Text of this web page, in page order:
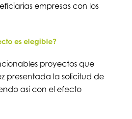
empresas con los
es elegible?
proyectos que
presentada la solicitud de
así con el efecto